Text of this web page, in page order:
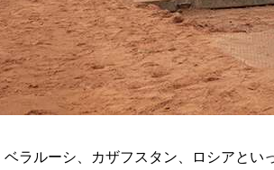
ベラルーシ、カザフスタン、ロシアと